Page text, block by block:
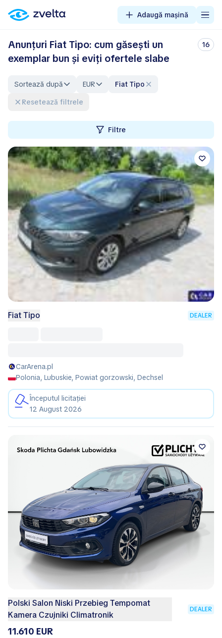
Adaugă mașină
Anunțuri Fiat Tipo: cum găsești un
exemplar bun și eviți ofertele slabe
16
Sortează după EUR
Fiat Tipo
Resetează filtrele
Filtre
Fiat Tipo DEALER
CarArena.pl
Polonia, Lubuskie, Powiat gorzowski, Dechsel
Începutul licitației
12 August 2026
Polski Salon Niski Przebieg Tempomat
Kamera Czujniki Climatronik
DEALER
11.610 EUR